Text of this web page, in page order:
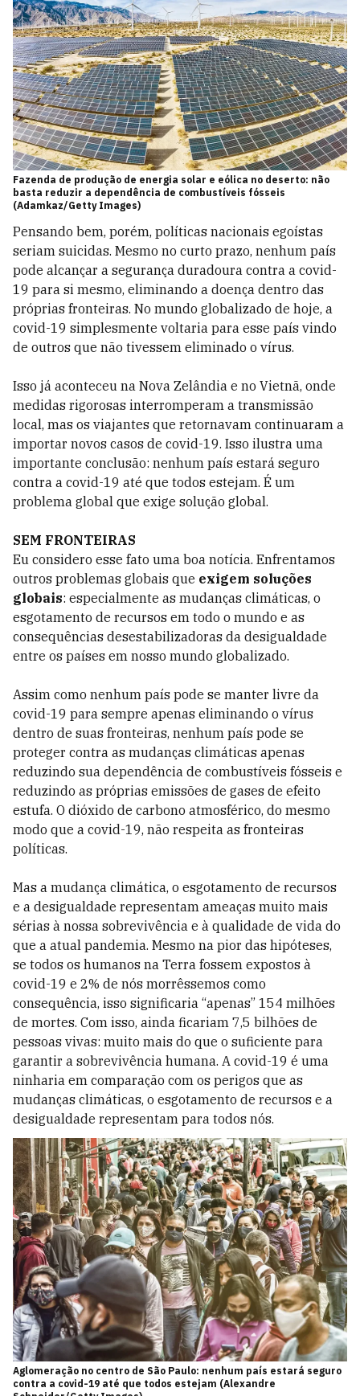
Fazenda de produção de energia solar e eólica no deserto: não
basta reduzir a dependência de combustíveis fósseis
(Adamkaz/Getty Images)
Pensando bem, porém, políticas nacionais egoístas
seriam suicidas. Mesmo no curto prazo, nenhum país
pode alcançar a segurança duradoura contra a covid-
19 para si mesmo, eliminando a doença dentro das
próprias fronteiras. No mundo globalizado de hoje, a
covid-19 simplesmente voltaria para esse país vindo
de outros que não tivessem eliminado o vírus.
Isso já aconteceu na Nova Zelândia e no Vietnã, onde
medidas rigorosas interromperam a transmissão
local, mas os viajantes que retornavam continuaram a
importar novos casos de covid-19. Isso ilustra uma
importante conclusão: nenhum país estará seguro
contra a covid-19 até que todos estejam. É um
problema global que exige solução global.
SEM FRONTEIRAS
Eu considero esse fato uma boa notícia. Enfrentamos
outros problemas globais que exigem soluções
globais: especialmente as mudanças climáticas, o
esgotamento de recursos em todo o mundo e as
consequências desestabilizadoras da desigualdade
entre os países em nosso mundo globalizado.
Assim como nenhum país pode se manter livre da
covid-19 para sempre apenas eliminando o vírus
dentro de suas fronteiras, nenhum país pode se
proteger contra as mudanças climáticas apenas
reduzindo sua dependência de combustíveis fósseis e
reduzindo as próprias emissões de gases de efeito
estufa. O dió­xido de carbono atmosférico, do mesmo
modo que a covid-19, não respeita as fronteiras
políticas.
Mas a mudança climática, o esgotamento de recursos
e a desigualdade representam ameaças muito mais
sérias à nossa sobrevivência e à qualidade­ de vida do
que a atual pandemia. Mesmo na pior das hipóteses,
se todos os humanos na Terra fossem expostos à
covid-19 e 2% de nós morrêssemos como
consequência, isso significaria “apenas” 154 milhões
de mortes. Com isso, ainda ficariam 7,5 bilhões de
pessoas vivas: muito mais do que o suficiente para
garantir a sobrevivência humana. A covid-19 é uma
ninharia em comparação com os perigos que as
mudanças climáticas, o esgotamento de recursos e a
desigualdade representam para todos nós.
Aglomeração no centro de São Paulo: nenhum país estará seguro
contra a covid-19 até que todos estejam (Alexandre